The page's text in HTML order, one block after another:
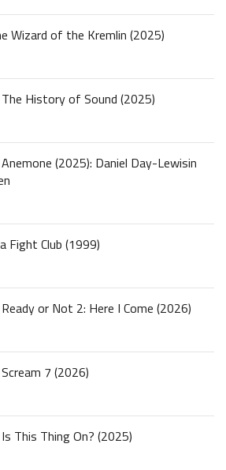
Wizard of the Kremlin (2025)
History of Sound (2025)
(2025): Daniel Day-Lewisin
Fight Club (1999)
or Not 2: Here I Come (2026)
7 (2026)
This Thing On? (2025)